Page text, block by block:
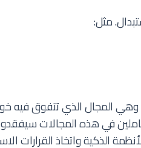
مثل:
المجال الذي تتفوق فيه
في هذه المجالات
الذكية واتخاذ القرارات